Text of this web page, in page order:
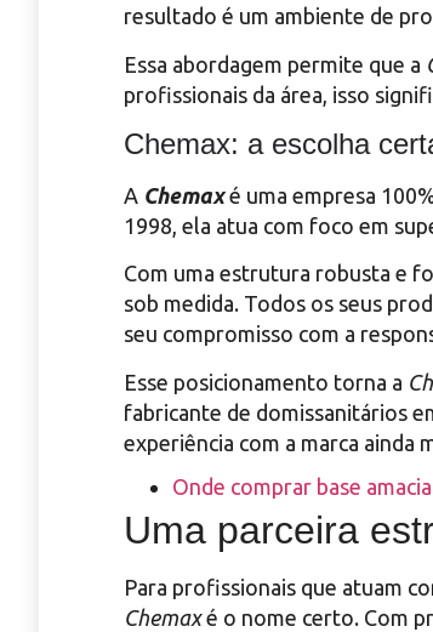
resultado é um ambiente de
Essa abordagem permite que a
profissionais da área, isso
Chemax: a escolha
A Chemaxé uma empresa
1998, ela atua com foco em
Com uma estrutura robusta e
sob medida. Todos os seus
seu compromisso com a
Esse posicionamento torna a
fabricante de domissanitários
experiência com a marca ainda
Onde comprar base
Uma parceira
Para profissionais que atuam
Chemaxé o nome certo. Com